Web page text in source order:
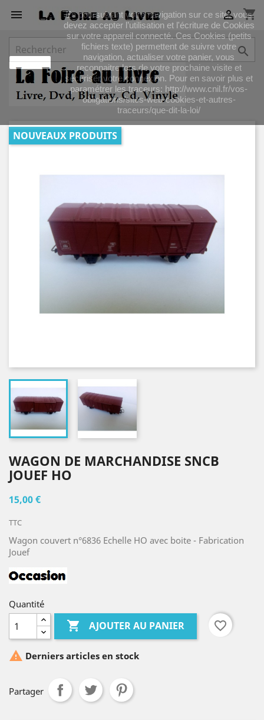
J'accepte
En poursuivant votre navigation sur ce site, vous
devez accepter l’utilisation et l'écriture de Cookies
sur votre appareil connecté. Ces Cookies (petits
fichiers texte) permettent de suivre votre
navigation, actualiser votre panier, vous
reconnaitre lors de votre prochaine visite et
sécuriser votre connexion. Pour en savoir plus et
paramétrer les traceurs: http://www.cnil.fr/vos-
obligations/sites-web-cookies-et-autres-
traceurs/que-dit-la-loi/
 shopping_cart


NOUVEAUX PRODUITS
WAGON DE MARCHANDISE SNCB
JOUEF HO
15,00 €
TTC
Wagon couvert n°6836 Echelle HO avec boite - Fabrication
Jouef
Quantité
 AJOUTER AU PANIER favorite_border
 Derniers articles en stock
Partager